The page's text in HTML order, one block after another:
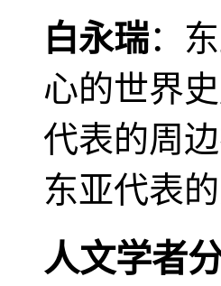
白永瑞：
心的世界
代表的周
东亚代表
人文学者